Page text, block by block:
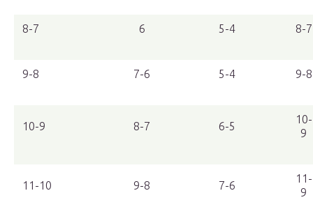
8-7 6 5-4 8-7
9-8 7-6 5-4 9-8
10-9 8-7 6-5
10-
9
11-10 9-8 7-6
11-
9